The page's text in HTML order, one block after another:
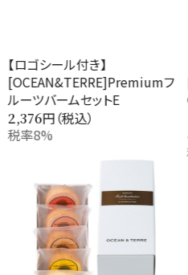
【ロゴ入れ 帯付き】
[OCEAN&TERRE]Speciality
Coffee＆フロランタンパイセッ
トB
4,644円（税込）